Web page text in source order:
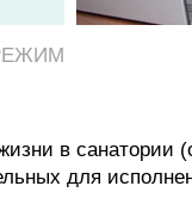
в санатории
для